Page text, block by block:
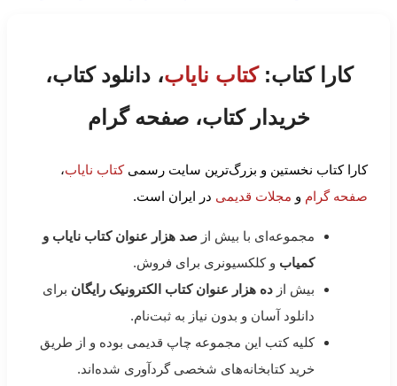
کارا کتاب:کتاب نایاب، دانلود کتاب،
خریدار کتاب، صفحه گرام
کارا کتاب نخستین و بزرگ‌ترین سایت رسمیکتاب نایاب،
صفحه گرام و مجلات قدیمی در ایران است.
مجموعه‌ای با بیش از صد هزار عنوان کتاب نایاب و
کمیاب و کلکسیونری برای فروش.
بیش از ده هزار عنوان کتاب الکترونیک رایگان برای
دانلود آسان و بدون نیاز به ثبت‌نام.
کلیه کتب این مجموعه چاپ قدیمی بوده و از طریق
خرید کتابخانه‌های شخصی گردآوری شده‌اند.